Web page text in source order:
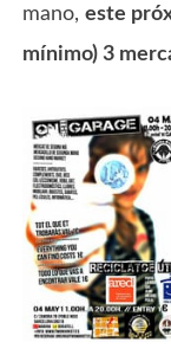
mano,este
mínimo) 3